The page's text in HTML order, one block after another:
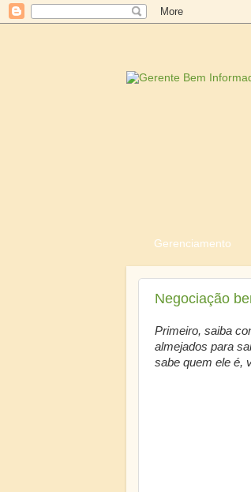
Gerenciamento
Negociação
Primeiro, saiba
almejados para
sabe quem ele é,